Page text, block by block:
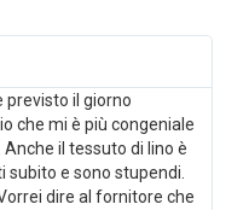
previsto il giorno
che mi è più congeniale
il tessuto di lino è
subito e sono stupendi.
dire al fornitore che